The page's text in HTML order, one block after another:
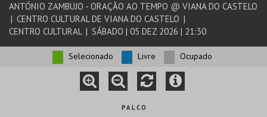
MÚSICA & FESTIVAIS
FAMÍLIA
DESPORTO & AVENTURA
ANTÓNIO ZAMBUJO - ORAÇÃO AO TEMPO @ VIANA DO CASTELO
| CENTRO CULTURAL DE VIANA DO CASTELO |
CENTRO CULTURAL | SÁBADO | 05 DEZ 2026 | 21:30
Selecionado Livre Ocupado
P A L C O